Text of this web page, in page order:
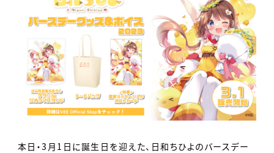
本日・3月1日に誕生日を迎えた、日和ちひよのバースデー